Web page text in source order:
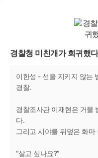
경찰청 미친개가 회귀했
이한성 - 선을 지키지 않는
경찰.
경찰조사관 이재현은 거물
다.
그리고 시야를 뒤덮은 화
“살고 싶나요?”